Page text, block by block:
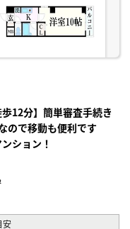
12分】簡単審査手続き
ので移動も便利です
ション！
安